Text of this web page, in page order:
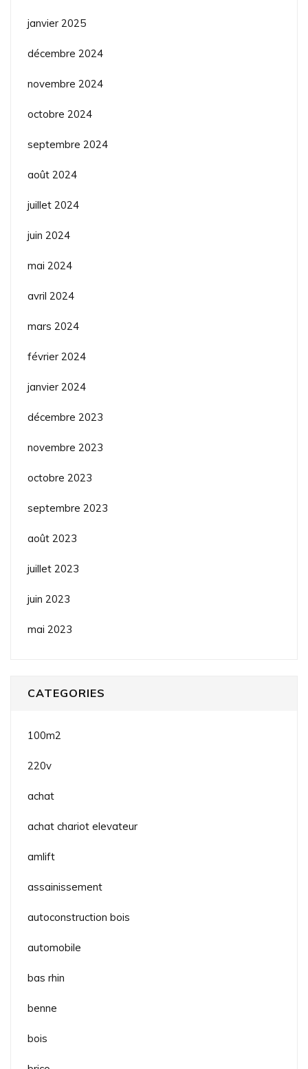
janvier 2025
décembre 2024
novembre 2024
octobre 2024
septembre 2024
août 2024
juillet 2024
juin 2024
mai 2024
avril 2024
mars 2024
février 2024
janvier 2024
décembre 2023
novembre 2023
octobre 2023
septembre 2023
août 2023
juillet 2023
juin 2023
mai 2023
CATEGORIES
100m2
220v
achat
achat chariot elevateur
amlift
assainissement
autoconstruction bois
automobile
bas rhin
benne
bois